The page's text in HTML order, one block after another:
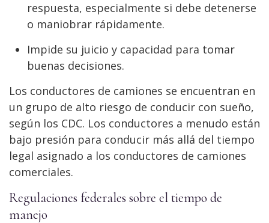
respuesta, especialmente si debe detenerse
o maniobrar rápidamente.
Impide su juicio y capacidad para tomar
buenas decisiones.
Los conductores de camiones se encuentran en
un grupo de alto riesgo de conducir con sueño,
según los CDC. Los conductores a menudo están
bajo presión para conducir más allá del tiempo
legal asignado a los conductores de camiones
comerciales.
Regulaciones federales sobre el tiempo de
manejo